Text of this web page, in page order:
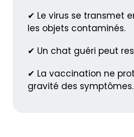
✔ Le virus se transmet
les objets contaminés.
✔ Un chat guéri peut
✔ La vaccination ne
gravité des symptômes.